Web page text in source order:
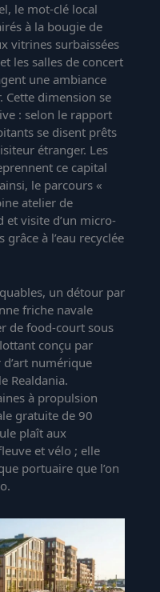
le mot-clé local
à la bougie de
vitrines surbaissées
les salles de concert
une ambiance
Cette dimension se
: selon le rapport
se disent prêts
étranger. Les
ce capital
le parcours «
atelier de
et visite d’un micro-
à l’eau recyclée
un détour par
friche navale
de food-court sous
conçu par
numérique
Realdania.
à propulsion
gratuite de 90
plaît aux
et vélo ; elle
portuaire que l’on